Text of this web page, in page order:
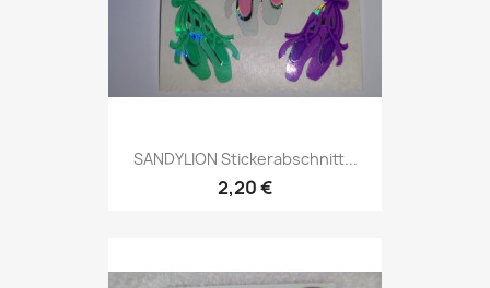
SANDYLION Stickerabschnitt...
2,20 €